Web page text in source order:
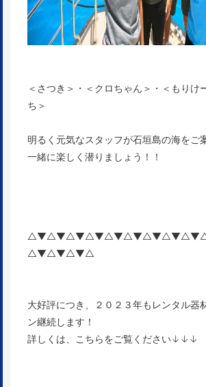
＜さつき＞・＜クロちゃん＞・＜もりけ
ち＞
明るく元気なスタッフが石垣島の海をご
一緒に楽しく潜りましょう！！
△▼△▼△▼△
大好評につき、２０２３年もレンタル器
ン継続します！
詳しくは、こちらをご覧ください↓↓↓